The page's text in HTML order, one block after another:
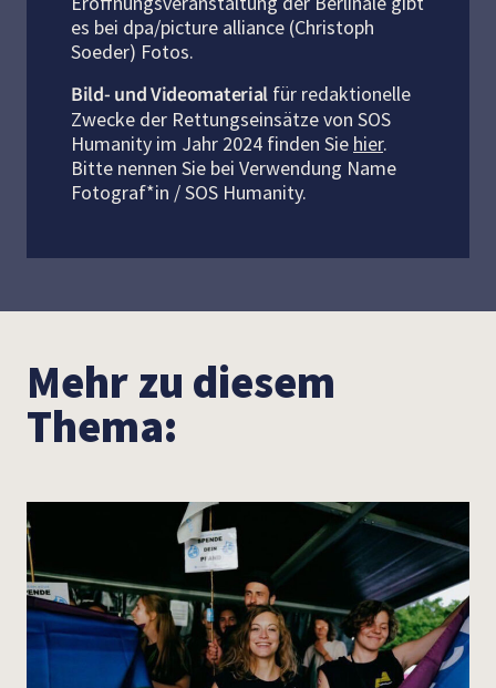
es bei dpa/picture alliance (Christoph
Soeder) Fotos.
Bild- und Videomaterial für redaktionelle
Zwecke der Rettungseinsätze von SOS
Humanity im Jahr 2024 finden Sie hier.
Bitte nennen Sie bei Verwendung Name
Fotograf*in / SOS Humanity.
Mehr zu diesem
Thema: